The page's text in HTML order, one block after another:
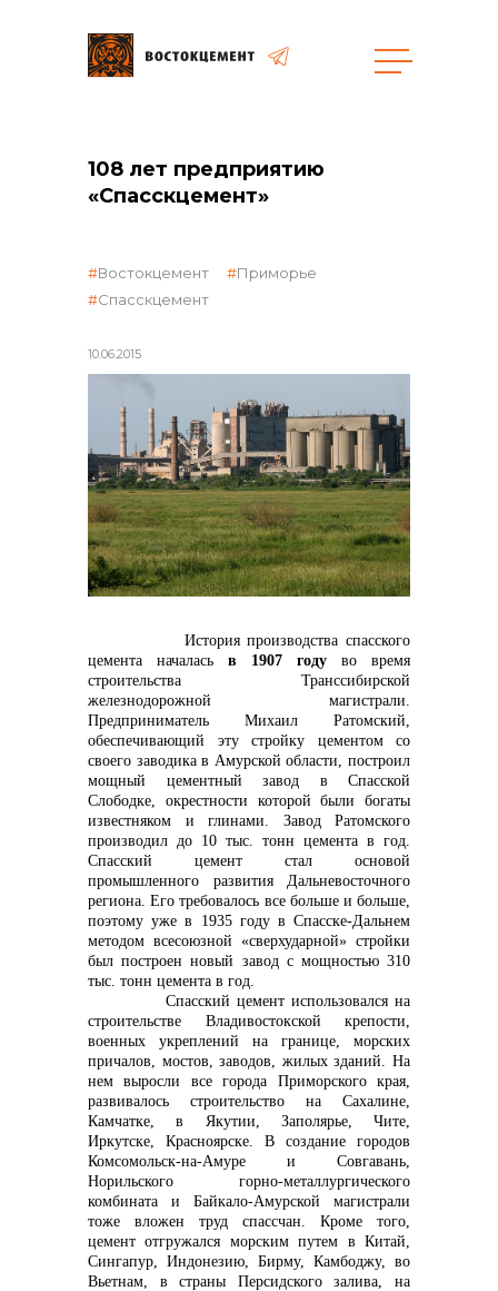
общая информация
объявленные закупки
реализация неликвидов
контакты отдела закупок
Контакты
+7 (423) 234 50 50
info@vostokcement.ru
108 лет предприятию
«Спасскцемент»
10.06.2015
Востокцемент
Приморье
Спасскцемент
История производства спасского
цемента началась в 1907 году во время
строительства Транссибирской
железнодорожной магистрали.
Предприниматель Михаил Ратомский,
обеспечивающий эту стройку цементом со
своего заводика в Амурской области, построил
мощный цементный завод в Спасской
Слободке, окрестности которой были богаты
известняком и глинами. Завод Ратомского
производил до 10 тыс. тонн цемента в год.
Спасский цемент стал основой
промышленного развития Дальневосточного
региона. Его требовалось все больше и больше,
поэтому уже в 1935 году в Спасске-Дальнем
методом всесоюзной «сверхударной» стройки
был построен новый завод с мощностью 310
тыс. тонн цемента в год.
Спасский цемент использовался на
строительстве Владивостокской крепости,
военных укреплений на границе, морских
причалов, мостов, заводов, жилых зданий. На
нем выросли все города Приморского края,
развивалось строительство на Сахалине,
Камчатке, в Якутии, Заполярье, Чите,
Иркутске, Красноярске. В создание городов
Комсомольск-на-Амуре и Совгавань,
Норильского горно-металлургического
комбината и Байкало-Амурской магистрали
тоже вложен труд спассчан. Кроме того,
цемент отгружался морским путем в Китай,
Сингапур, Индонезию, Бирму, Камбоджу, во
Вьетнам, в страны Персидского залива, на